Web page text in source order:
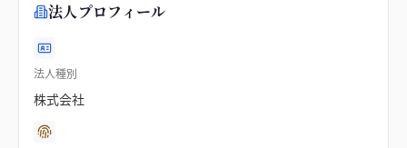
法人プロフィール
法人種別
株式会社